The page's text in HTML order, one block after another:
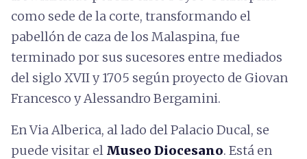
como sede de la corte, transformando el
pabellón de caza de los Malaspina, fue
terminado por sus sucesores entre mediados
del siglo XVII y 1705 según proyecto de Giovan
Francesco y Alessandro Bergamini.
En Via Alberica, al lado del Palacio Ducal, se
puede visitar el Museo Diocesano. Está en